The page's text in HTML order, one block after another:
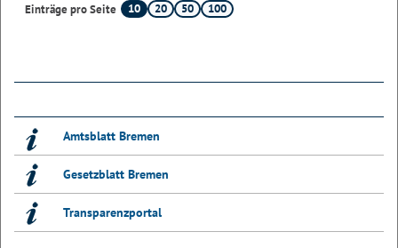
Einträge pro Seite
10 20 50 100
Amtsblatt Bremen
Gesetzblatt Bremen
Transparenzportal